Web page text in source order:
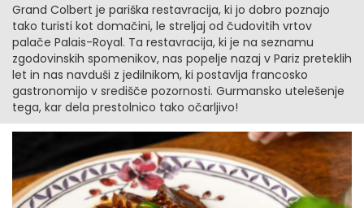
Grand Colbert je pariška restavracija, ki jo dobro poznajo
tako turisti kot domačini, le streljaj od čudovitih vrtov
palače Palais-Royal. Ta restavracija, ki je na seznamu
zgodovinskih spomenikov, nas popelje nazaj v Pariz preteklih
let in nas navduši z jedilnikom, ki postavlja francosko
gastronomijo v središče pozornosti. Gurmansko utelešenje
tega, kar dela prestolnico tako očarljivo!